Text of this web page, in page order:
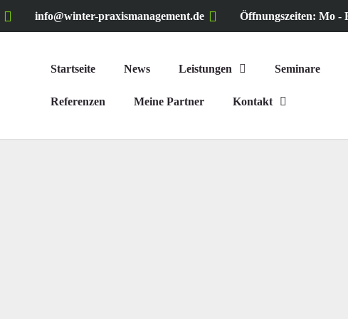
info@winter-praxismanagement.de Öffnungszeiten: Mo -
Startseite News Leistungen Seminare
Referenzen Meine Partner Kontakt